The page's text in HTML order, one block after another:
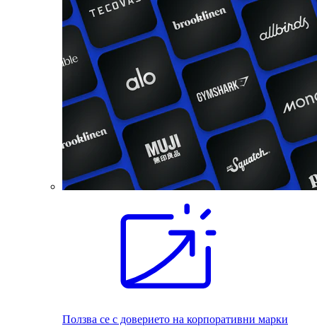
Ползва се с доверието на корпоративни марки